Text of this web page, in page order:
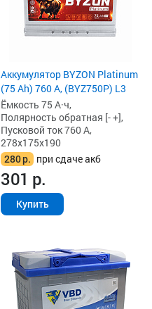
Аккумулятор BYZON Platinum
(75 Ah) 760 А, (BYZ750P) L3
Ёмкость 75 А·ч,
Полярность обратная [- +],
Пусковой ток 760 А,
278x175x190
280р. при сдаче акб
301 р.
Купить